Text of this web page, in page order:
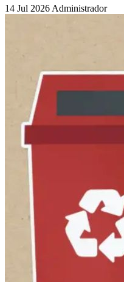
14 Jul 2026 Administrador